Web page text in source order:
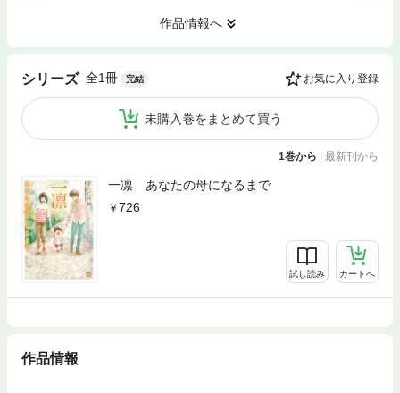
作品情報へ
シリーズ 全1冊 完結 お気に入り登録
未購入巻をまとめて買う
1巻から | 最新刊から
一凛 あなたの母になるまで
726
試し読み カートへ
作品情報